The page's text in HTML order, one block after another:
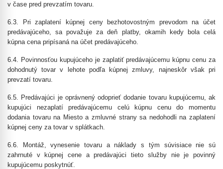
v čase pred prevzatím tovaru.
6.3. Pri zaplatení kúpnej ceny bezhotovostným prevodom na účet
predávajúceho, sa považuje za deň platby, okamih kedy bola celá
kúpna cena pripísaná na účet predávajúceho.
6.4. Povinnosťou kupujúceho je zaplatiť predávajúcemu kúpnu cenu za
dohodnutý tovar v lehote podľa kúpnej zmluvy, najneskôr však pri
prevzatí tovaru.
6.5. Predávajúci je oprávnený odoprieť dodanie tovaru kupujúcemu, ak
kupujúci nezaplatí predávajúcemu celú kúpnu cenu do momentu
dodania tovaru na Miesto a zmluvné strany sa nedohodli na zaplatení
kúpnej ceny za tovar v splátkach.
6.6. Montáž, vynesenie tovaru a náklady s tým súvisiace nie sú
zahrnuté v kúpnej cene a predávajúci tieto služby nie je povinný
kupujúcemu poskytnúť.